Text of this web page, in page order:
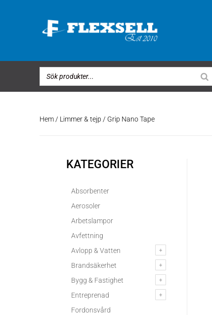
Hem/ Limmer & tejp / Grip Nano Tape
KATEGORIER
Absorbenter
Aerosoler
Arbetslampor
Avfettning
Avlopp & Vatten
Brandsäkerhet
Bygg & Fastighet
Entreprenad
Fordonsvård